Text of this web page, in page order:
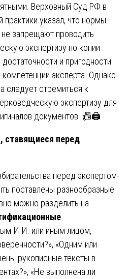
Верховный Суд РФ в
указал, что нормы
запрещают проводить
экспертизу по копии
и пригодности
эксперта. Однако
следует стремиться к
экспертизу для
документов. 📠🖨️
ставящиеся перед
перед экспертом-
поставлены разнообразные
можно разделить на
И.И. или иным лицом,
«Одним или
рукописные тексты в
«Не выполнена ли